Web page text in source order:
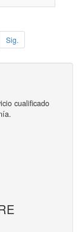
Sig.
cualificado